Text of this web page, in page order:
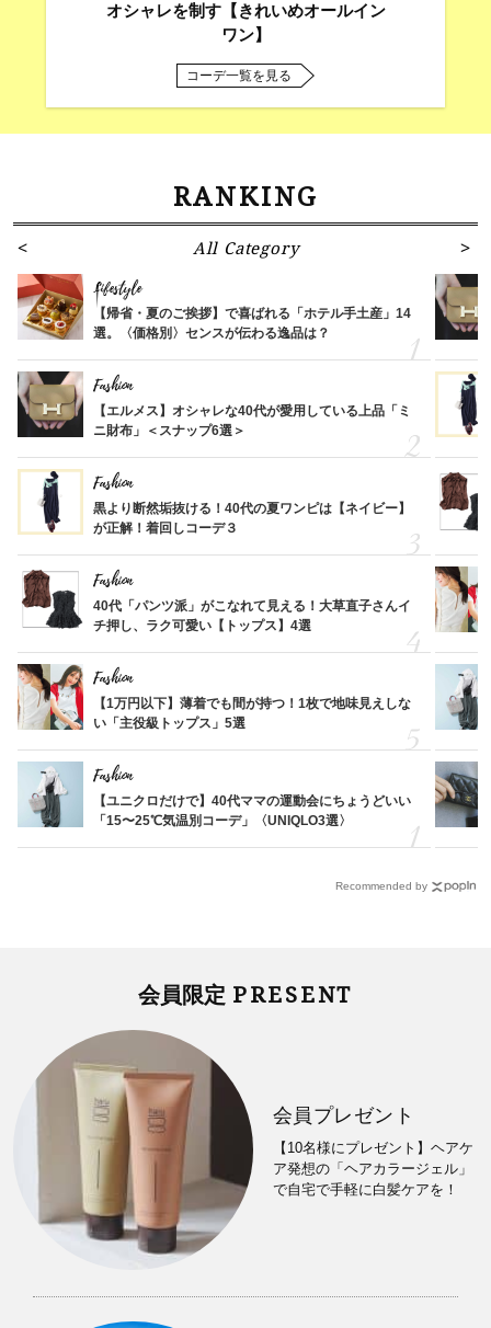
オシャレを制す【きれいめオールイン
ワン】
コーデ一覧を見る
RANKING
All Category
Lifestyle
【帰省・夏のご挨拶】で喜ばれる「ホテル手土産」14
選。〈価格別〉センスが伝わる逸品は？
Fashion
【エルメス】オシャレな40代が愛用している上品「ミ
ニ財布」＜スナップ6選＞
Fashion
黒より断然垢抜ける！40代の夏ワンピは【ネイビー】
が正解！着回しコーデ３
Fashion
40代「パンツ派」がこなれて見える！大草直子さんイ
チ押し、ラク可愛い【トップス】4選
Fashion
【1万円以下】薄着でも間が持つ！1枚で地味見えしな
い「主役級トップス」5選
Fashion
【ユニクロだけで】40代ママの運動会にちょうどいい
「15〜25℃気温別コーデ」〈UNIQLO3選〉
Recommended by
会員限定 PRESENT
会員プレゼント
【10名様にプレゼント】ヘアケ
ア発想の「ヘアカラージェル」
で自宅で手軽に白髪ケアを！